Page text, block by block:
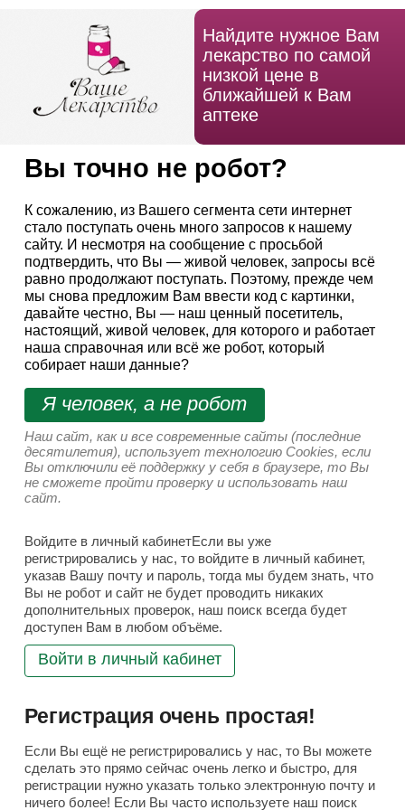
Найдите нужное Вам
лекарство по самой
низкой цене в
ближайшей к Вам
аптеке
Вы точно не робот?
К сожалению, из Вашего сегмента сети интернет
стало поступать очень много запросов к нашему
сайту. И несмотря на сообщение с просьбой
подтвердить, что Вы — живой человек, запросы всё
равно продолжают поступать. Поэтому, прежде чем
мы снова предложим Вам ввести код с картинки,
давайте честно, Вы — наш ценный посетитель,
настоящий, живой человек, для которого и работает
наша справочная или всё же робот, который
собирает наши данные?
Я человек, а не робот
Наш сайт, как и все современные сайты (последние
десятилетия), использует технологию Cookies, если
Вы отключили её поддержку у себя в браузере, то Вы
не сможете пройти проверку и использовать наш
сайт.
Войдите в личный кабинетЕсли вы уже
регистрировались у нас, то войдите в личный кабинет,
указав Вашу почту и пароль, тогда мы будем знать, что
Вы не робот и сайт не будет проводить никаких
дополнительных проверок, наш поиск всегда будет
доступен Вам в любом объёме.
Войти в личный кабинет
Регистрация очень простая!
Если Вы ещё не регистрировались у нас, то Вы можете
сделать это прямо сейчас очень легко и быстро, для
регистрации нужно указать только электронную почту и
ничего более! Если Вы часто используете наш поиск